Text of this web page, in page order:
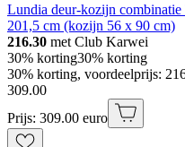
Lundia deur-kozijn
201,5 cm (kozijn 56 x 90 cm)
216.30 met Club Karwei
30% korting30% korting
30% korting, voordeelprijs:
309.00
Prijs: 309.00 euro